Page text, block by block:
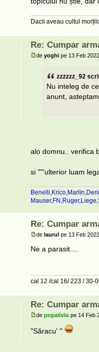
Dacii aveau cultul
Re: Cumpar
de yoghipe 13 Feb
zzzzzz_92
Nu inteleg de
anunt,
alo domnu.. verifica
si ""'ulterior luam
Re: Cumpar
de laurulpe 13 Feb
Ne a parasit....
cal 12 /cal 16/ 223 / 30-
Re: Cumpar
de popaliviu pe 14 Feb
"Săracu' "